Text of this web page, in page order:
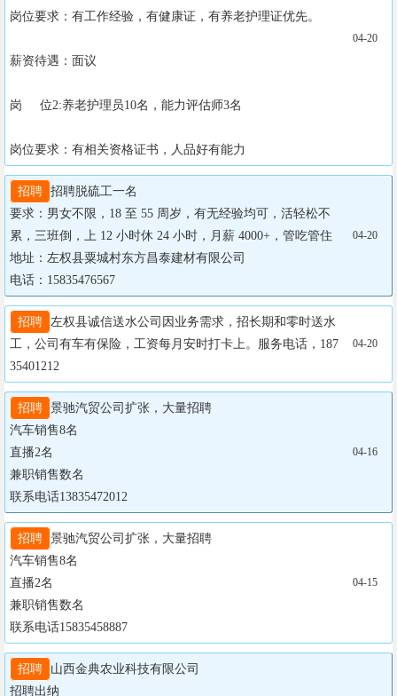
岗位要求：有工作经验，有健康证，有养老护理证优先。
薪资待遇：面议
岗     位2:养老护理员10名，能力评估师3名
岗位要求：有相关资格证书，人品好有能力
04-20
招聘 招聘脱硫工一名
要求：男女不限，18 至 55 周岁，有无经验均可，活轻松不
累，三班倒，上 12 小时休 24 小时，月薪 4000+，管吃管住
地址：左权县粟城村东方昌泰建材有限公司
电话：15835476567
04-20
招聘
左权县诚信送水公司因业务需求，招长期和零时送水
工，公司有车有保险，工资每月安时打卡上。服务电话，187
35401212
04-20
招聘 景驰汽贸公司扩张，大量招聘
汽车销售8名
直播2名
兼职销售数名
联系电话13835472012
04-16
招聘 景驰汽贸公司扩张，大量招聘
汽车销售8名
直播2名
兼职销售数名
联系电话15835458887
04-15
招聘
山西金典农业科技有限公司
招聘出纳